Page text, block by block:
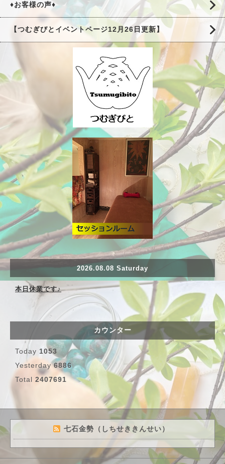
♦お客様の声♦
【つむぎびとイベントページ12月26日更新】
2026.08.08 Saturday
本日休業です♪
カウンター
Today 1053
Yesterday6886
Total 2407691
七石金勢（しちせききんせい）